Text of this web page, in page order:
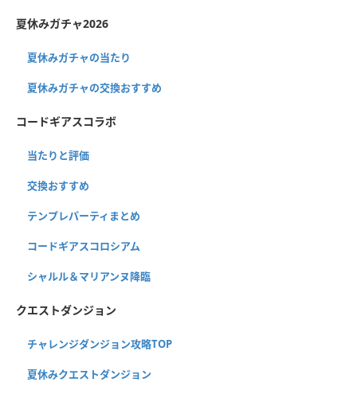
夏休みガチャ2026
夏休みガチャの当たり
夏休みガチャの交換おすすめ
コードギアスコラボ
当たりと評価
交換おすすめ
テンプレパーティまとめ
コードギアスコロシアム
シャルル＆マリアンヌ降臨
クエストダンジョン
チャレンジダンジョン攻略TOP
夏休みクエストダンジョン